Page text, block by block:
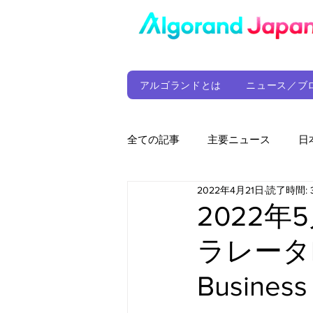
アルゴランドとは ニュース／ブ
全ての記事 主要ニュース 日
ウォレット 定期レポート
アルゴランド財団
2022年5
ラレー
Business
2022年4月21日 読了時間: